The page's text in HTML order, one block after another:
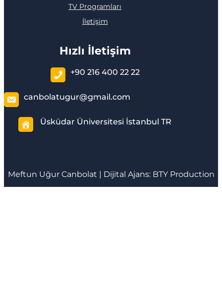
TV Programları
İletişim
Hızlı İletişim
+90 216 400 22 22
canbolatugur@gmail.com
Üsküdar Üniversitesi İstanbul TR
Meftun Uğur Canbolat | Dijital Ajans: BTY Production